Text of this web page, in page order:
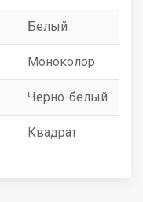
Белый
Моноколор
Черно-белый
Квадрат